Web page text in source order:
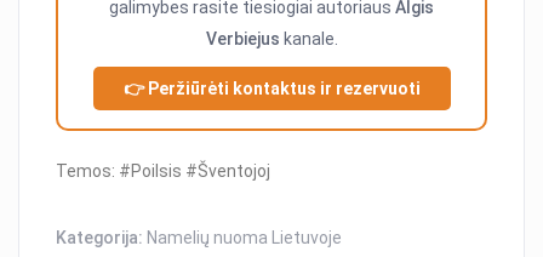
galimybes rasite tiesiogiai autoriaus Algis
Verbiejus kanale.
👉 Peržiūrėti kontaktus ir rezervuoti
Temos: #Poilsis #Šventojoj
Kategorija: Namelių nuoma Lietuvoje